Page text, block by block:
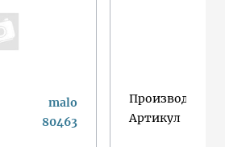
malo
80463
Производит.
Артикул